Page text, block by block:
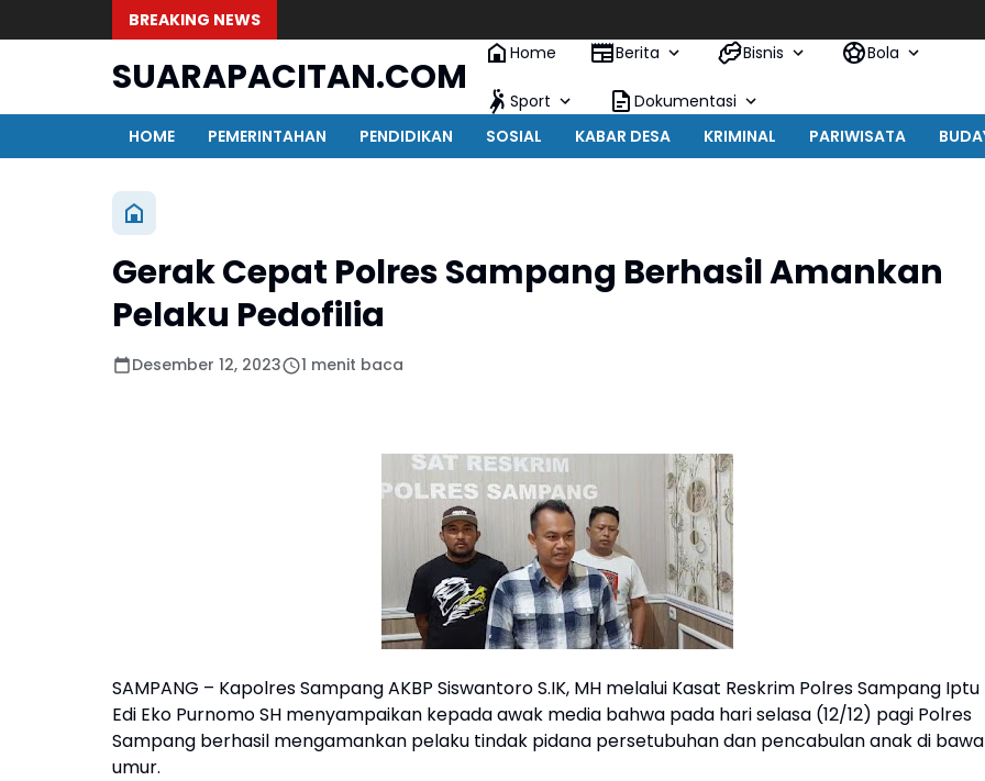
BREAKING NEWS
SUARAPACITAN.COM
Home Berita Bisnis Bola
Sport
Dokumentasi
HOME
PEMERINTAHAN PENDIDIKAN SOSIAL KABAR DESA KRIMINAL PARIWISATA
Gerak Cepat Polres Sampang Berhasil Amankan
Pelaku Pedofilia
Desember 12, 2023 1 menit baca
SAMPANG – Kapolres Sampang AKBP Siswantoro S.IK, MH melalui Kasat Reskrim Polres Sampang Iptu
Edi Eko Purnomo SH menyampaikan kepada awak media bahwa pada hari selasa (12/12) pagi Polres
Sampang berhasil mengamankan pelaku tindak pidana persetubuhan dan pencabulan anak di
umur.